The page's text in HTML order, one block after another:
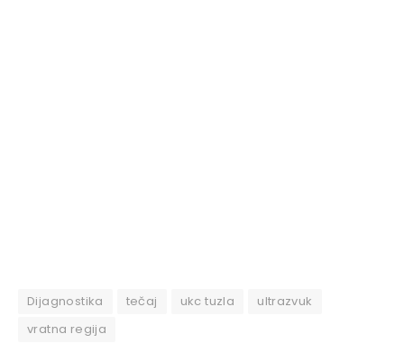
Dijagnostika tečaj ukc tuzla
ultrazvuk
vratna regija